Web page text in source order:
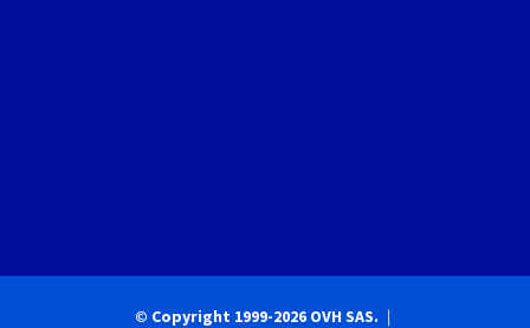
© Copyright 1999-2026 OVH SAS.